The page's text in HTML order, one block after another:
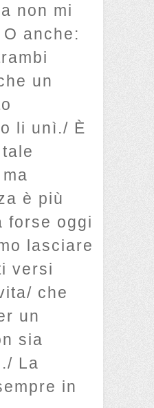
non mi
O anche:
un
li unì./ È
è più
forse oggi
lasciare
versi
che
un
sia
La
in